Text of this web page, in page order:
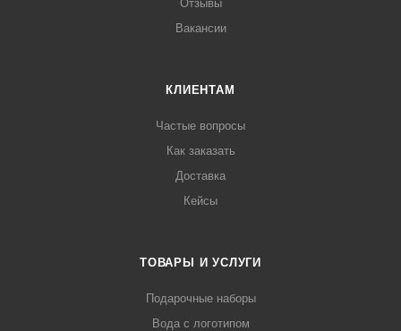
Отзывы
Вакансии
КЛИЕНТАМ
Частые вопросы
Как заказать
Доставка
Кейсы
ТОВАРЫ И УСЛУГИ
Подарочные наборы
Вода с логотипом